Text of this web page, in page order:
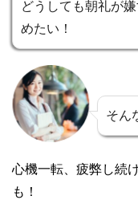
どうしても朝礼が
めたい！
そん
心機一転、疲弊し続
も！